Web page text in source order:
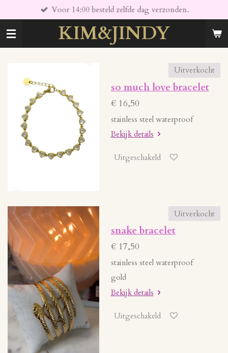
direct
naar
KIM&JINDY
Voor 14:00 besteld zelfde dag verzonden.
Uitverkocht
so much love bracelet
€ 16,50
stainless steel waterproof
Bekijk details
Uitgeschakeld
Uitverkocht
snake bracelet
€ 17,50
stainless steel waterproof
gold
Bekijk details
Uitgeschakeld